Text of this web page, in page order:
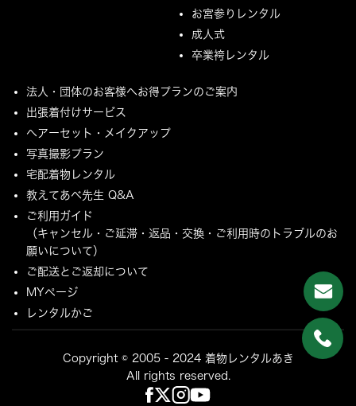
お宮参りレンタル
成人式
卒業袴レンタル
法人・団体のお客様へお得プランのご案内
出張着付けサービス
ヘアーセット・メイクアップ
写真撮影プラン
宅配着物レンタル
教えてあべ先生 Q&A
ご利用ガイド
（キャンセル・ご延滞・返品・交換・ご利用時のトラブルのお
願いについて）
ご配送とご返却について
MYページ
レンタルかご
Copyright © 2005 - 2024 着物レンタルあき
All rights reserved.